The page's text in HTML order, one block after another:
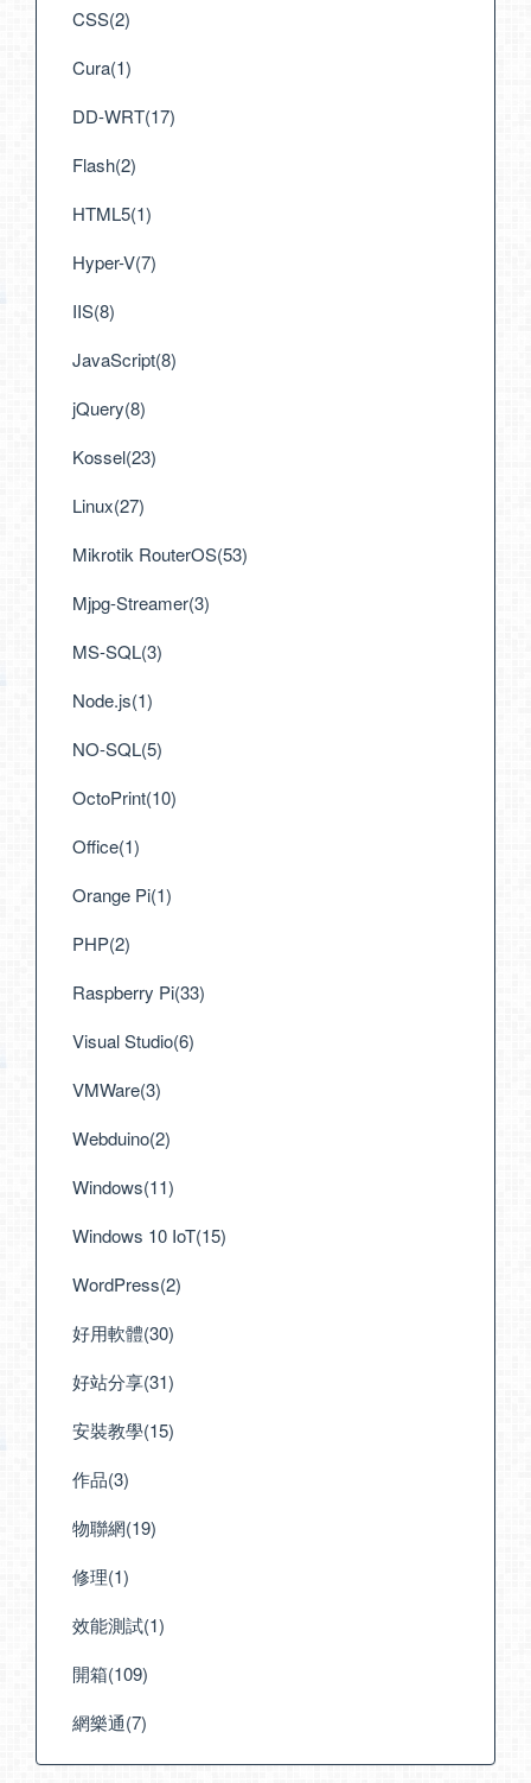
CSS(2)
Cura(1)
DD-WRT(17)
Flash(2)
HTML5(1)
Hyper-V(7)
IIS(8)
JavaScript(8)
jQuery(8)
Kossel(23)
Linux(27)
Mikrotik RouterOS(53)
Mjpg-Streamer(3)
MS-SQL(3)
Node.js(1)
NO-SQL(5)
OctoPrint(10)
Office(1)
Orange Pi(1)
PHP(2)
Raspberry Pi(33)
Visual Studio(6)
VMWare(3)
Webduino(2)
Windows(11)
Windows 10 IoT(15)
WordPress(2)
好用軟體(30)
好站分享(31)
安裝教學(15)
作品(3)
物聯網(19)
修理(1)
效能測試(1)
開箱(109)
網樂通(7)